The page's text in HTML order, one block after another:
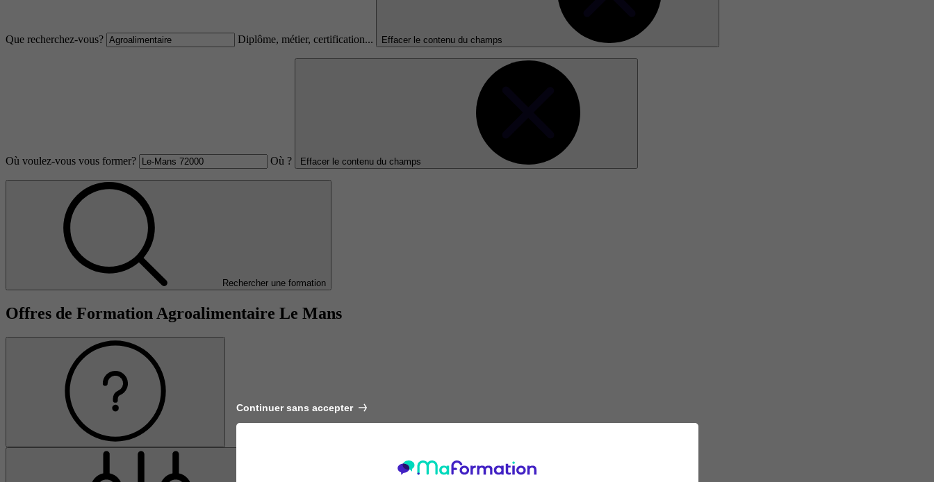
Que recherchez-vous? Diplôme, métier, certification... Effacer le contenu du champs
Où voulez-vous vous former? Où ? Effacer le contenu du champs
Rechercher une formation
Offres de Formation Agroalimentaire Le Mans
Continuer sans accepter